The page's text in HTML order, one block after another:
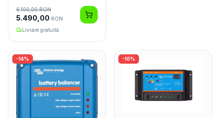
6.100,00RON
5.490,00 RON
Livrare gratuită
-14% -10%